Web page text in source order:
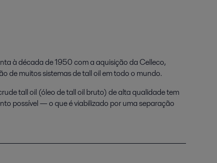
à década de 1950 com a aquisição da Celleco,
de muitos sistemas de tall oil em todo o mundo.
tall oil (óleo de tall oil bruto) de alta qualidade tem
possível — o que é viabilizado por uma separação